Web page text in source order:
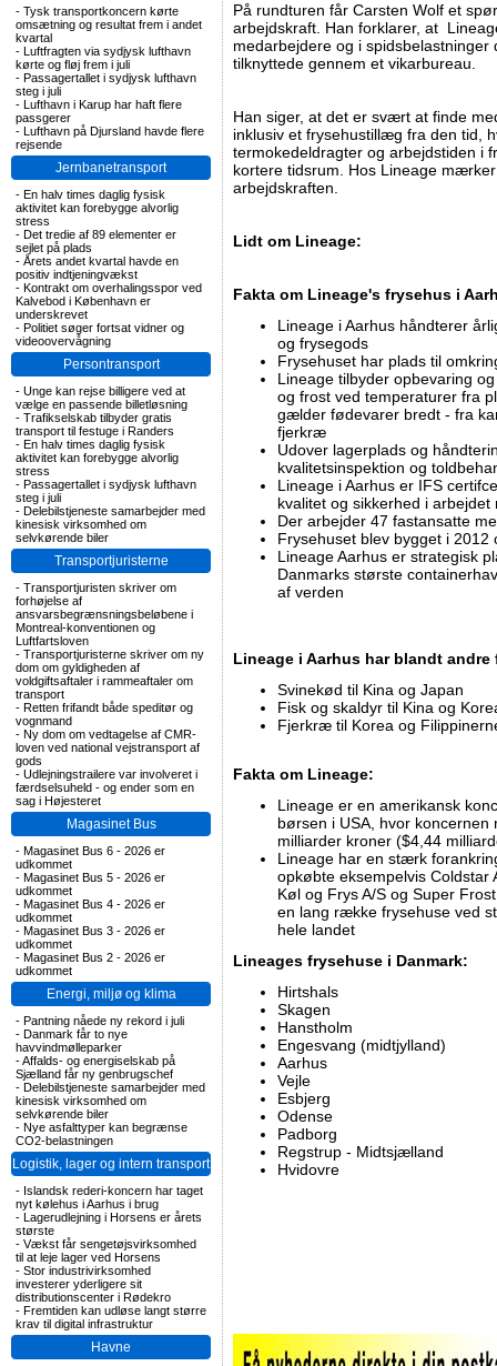
- Tysk transportkoncern kørte
omsætning og resultat frem i andet
kvartal
- Luftfragten via sydjysk lufthavn
kørte og fløj frem i juli
- Passagertallet i sydjysk lufthavn
steg i juli
- Lufthavn i Karup har haft flere
passgerer
- Lufthavn på Djursland havde flere
rejsende
Jernbanetransport
- En halv times daglig fysisk
aktivitet kan forebygge alvorlig
stress
- Det tredie af 89 elementer er
sejlet på plads
- Årets andet kvartal havde en
positiv indtjeningvækst
- Kontrakt om overhalingsspor ved
Kalvebod i København er
underskrevet
- Politiet søger fortsat vidner og
videoovervågning
Persontransport
- Unge kan rejse billigere ved at
vælge en passende billetløsning
- Trafikselskab tilbyder gratis
transport til festuge i Randers
- En halv times daglig fysisk
aktivitet kan forebygge alvorlig
stress
- Passagertallet i sydjysk lufthavn
steg i juli
- Delebilstjeneste samarbejder med
kinesisk virksomhed om
selvkørende biler
Transportjuristerne
- Transportjuristen skriver om
forhøjelse af
ansvarsbegrænsningsbeløbene i
Montreal-konventionen og
Luftfartsloven
- Transportjuristerne skriver om ny
dom om gyldigheden af
voldgiftsaftaler i rammeaftaler om
transport
- Retten frifandt både speditør og
vognmand
- Ny dom om vedtagelse af CMR-
loven ved national vejstransport af
gods
- Udlejningstrailere var involveret i
færdselsuheld - og ender som en
sag i Højesteret
Magasinet Bus
- Magasinet Bus 6 - 2026 er
udkommet
- Magasinet Bus 5 - 2026 er
udkommet
- Magasinet Bus 4 - 2026 er
udkommet
- Magasinet Bus 3 - 2026 er
udkommet
- Magasinet Bus 2 - 2026 er
udkommet
Energi, miljø og klima
- Pantning nåede ny rekord i juli
- Danmark får to nye
havvindmølleparker
-Affalds- og energiselskab på
Sjælland får ny genbrugschef
- Delebilstjeneste samarbejder med
kinesisk virksomhed om
selvkørende biler
- Nye asfalttyper kan begrænse
CO2-belastningen
Logistik, lager og intern transport
- Islandsk rederi-koncern har taget
nyt kølehus i Aarhus i brug
- Lagerudlejning i Horsens er årets
største
- Vækst får sengetøjsvirksomhed
til at leje lager ved Horsens
- Stor industrivirksomhed
investerer yderligere sit
distributionscenter i Rødekro
- Fremtiden kan udløse langt større
krav til digital infrastruktur
Havne
På rundturen får Carsten Wolf et
arbejdskraft. Han forklarer, at
medarbejdere og i
tilknyttede gennem et vikarbureau.
Han siger, at det er svært at finde
inklusiv et frysehustillæg fra den tid,
termokedeldragter og arbejdstiden i
kortere tidsrum. Hos Lineage
arbejdskraften.
Lidt om Lineage:
Fakta om Lineage's frysehus i
Lineage i Aarhus håndterer
og frysegods
Frysehuset har plads til
Lineage tilbyder opbevaring
og frost ved temperaturer fra
gælder fødevarer bredt - fra
fjerkræ
Udover lagerplads og
kvalitetsinspektion og
Lineage i Aarhus er IFS
kvalitet og sikkerhed i
Der arbejder 47 fastansatte
Frysehuset blev bygget i
Lineage Aarhus er strategisk
Danmarks største
af verden
Lineage i Aarhus har blandt
Svinekød til Kina og Japan
Fisk og skaldyr til Kina og
Fjerkræ til Korea og
Fakta om Lineage:
Lineage er en amerikansk
børsen i USA, hvor
milliarder kroner ($4,44
Lineage har en stærk
opkøbte eksempelvis Coldstar
Køl og Frys A/S og Super
en lang række frysehuse ved
hele landet
Lineages frysehuse i Danmark:
Hirtshals
Skagen
Hanstholm
Engesvang (midtjylland)
Aarhus
Vejle
Esbjerg
Odense
Padborg
Regstrup - Midtsjælland
Hvidovre